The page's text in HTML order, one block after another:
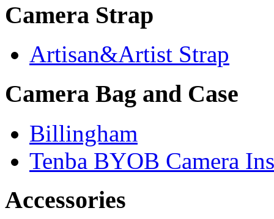
Camera Strap
Artisan&Artist Strap
Camera Bag and Case
Billingham
Tenba BYOB Camera
Accessories